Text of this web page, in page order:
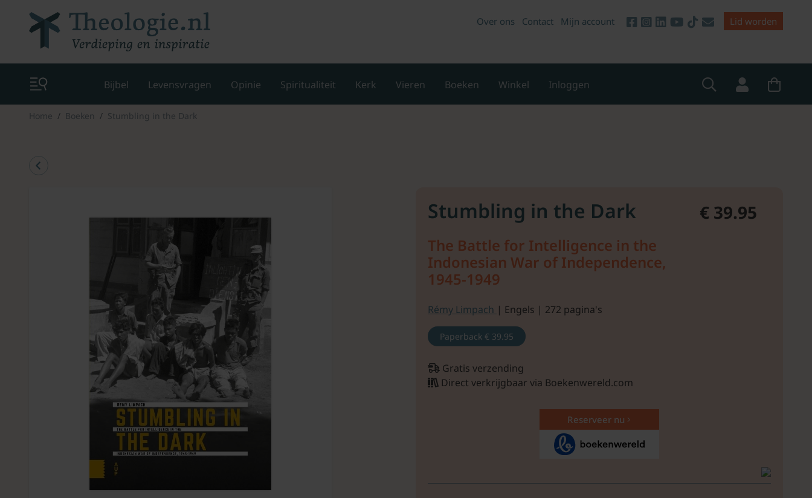
Over ons Contact Mijn account Lid worden
Bijbel Levensvragen Opinie Spiritualiteit Kerk Vieren Boeken Winkel Inloggen
Home Boeken Stumbling in the Dark
Stumbling in the Dark
The Battle for Intelligence in the
Indonesian War of Independence,
1945-1949
€ 39.95
Rémy Limpach | Engels | 272 pagina's
Paperback € 39.95
Gratis verzending
Direct verkrijgbaar via Boekenwereld.com
Reserveer nu